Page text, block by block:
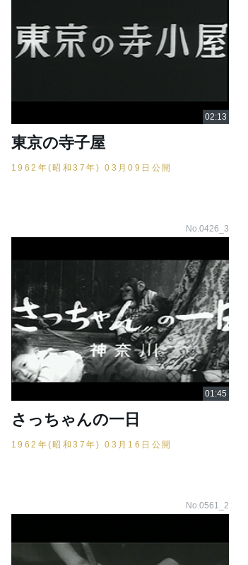
東京の寺子屋
1962年(昭和37年) 03月09日公開
No.0426_3
さっちゃんの一日
1962年(昭和37年) 03月16日公開
No.0561_2